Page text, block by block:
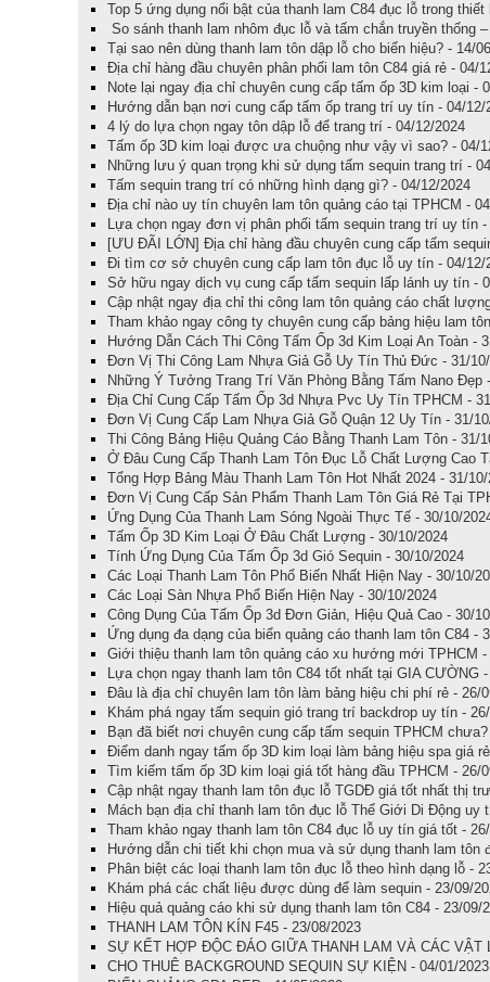
Top 5 ứng dụng nổi bật của thanh lam C84 đục lỗ trong
So sánh thanh lam nhôm đục lỗ và tấm chắn truyền thống
Tại sao nên dùng thanh lam tôn dập lỗ cho biển hiệu? - 14/
Địa chỉ hàng đầu chuyên phân phối lam tôn C84 giá rẻ - 04/
Note lại ngay địa chỉ chuyên cung cấp tấm ốp 3D kim loại -
Hướng dẫn bạn nơi cung cấp tấm ốp trang trí uy tín - 04/12/
4 lý do lựa chọn ngay tôn dập lỗ để trang trí - 04/12/2024
Tấm ốp 3D kim loại được ưa chuộng như vậy vì sao? - 04/
Những lưu ý quan trọng khi sử dụng tấm sequin trang trí -
Tấm sequin trang trí có những hình dạng gì? - 04/12/2024
Địa chỉ nào uy tín chuyên lam tôn quảng cáo tại TPHCM -
Lựa chọn ngay đơn vị phân phối tấm sequin trang trí uy tín -
[ƯU ĐÃI LỚN] Địa chỉ hàng đầu chuyên cung cấp tấm
Đi tìm cơ sở chuyên cung cấp lam tôn đục lỗ uy tín - 04/12/
Sở hữu ngay dịch vụ cung cấp tấm sequin lấp lánh uy tín -
Cập nhật ngay địa chỉ thi công lam tôn quảng cáo chất
Tham khảo ngay công ty chuyên cung cấp bảng hiệu lam
Hướng Dẫn Cách Thi Công Tấm Ốp 3d Kim Loại An Toàn -
Đơn Vị Thi Công Lam Nhựa Giả Gỗ Uy Tín Thủ Đức - 31/
Những Ý Tưởng Trang Trí Văn Phòng Bằng Tấm Nano Đẹp
Địa Chỉ Cung Cấp Tấm Ốp 3d Nhựa Pvc Uy Tín TPHCM -
Đơn Vị Cung Cấp Lam Nhựa Giả Gỗ Quận 12 Uy Tín - 31/
Thi Công Bảng Hiệu Quảng Cáo Bằng Thanh Lam Tôn - 31/
Ở Đâu Cung Cấp Thanh Lam Tôn Đục Lỗ Chất Lượng Cao
Tổng Hợp Bảng Màu Thanh Lam Tôn Hot Nhất 2024 - 31/10/
Đơn Vị Cung Cấp Sản Phẩm Thanh Lam Tôn Giá Rẻ Tại
Ứng Dụng Của Thanh Lam Sóng Ngoài Thực Tế - 30/10/
Tấm Ốp 3D Kim Loại Ở Đâu Chất Lượng - 30/10/2024
Tính Ứng Dụng Của Tấm Ốp 3d Gió Sequin - 30/10/2024
Các Loại Thanh Lam Tôn Phổ Biến Nhất Hiện Nay - 30/10/
Các Loại Sàn Nhựa Phổ Biến Hiện Nay - 30/10/2024
Công Dụng Của Tấm Ốp 3d Đơn Giản, Hiệu Quả Cao - 30/
Ứng dụng đa dạng của biển quảng cáo thanh lam tôn C84 -
Giới thiệu thanh lam tôn quảng cáo xu hướng mới TPHCM -
Lựa chọn ngay thanh lam tôn C84 tốt nhất tại GIA CƯỜNG
Đâu là địa chỉ chuyên lam tôn làm bảng hiệu chi phí rẻ - 26/
Khám phá ngay tấm sequin gió trang trí backdrop uy tín -
Bạn đã biết nơi chuyên cung cấp tấm sequin TPHCM
Điểm danh ngay tấm ốp 3D kim loại làm bảng hiệu spa giá
Tìm kiếm tấm ốp 3D kim loại giá tốt hàng đầu TPHCM - 26/
Cập nhật ngay thanh lam tôn đục lỗ TGDĐ giá tốt nhất thị
Mách bạn địa chỉ thanh lam tôn đục lỗ Thế Giới Di Động uy
Tham khảo ngay thanh lam tôn C84 đục lỗ uy tín giá tốt -
Hướng dẫn chi tiết khi chọn mua và sử dụng thanh lam tôn
Phân biệt các loại thanh lam tôn đục lỗ theo hình dạng lỗ -
Khám phá các chất liệu được dùng để làm sequin - 23/09/
Hiệu quả quảng cáo khi sử dụng thanh lam tôn C84 - 23/09/
THANH LAM TÔN KÍN F45 - 23/08/2023
SỰ KẾT HỢP ĐỘC ĐÁO GIỮA THANH LAM VÀ CÁC VẬT
CHO THUÊ BACKGROUND SEQUIN SỰ KIỆN - 04/01/2023